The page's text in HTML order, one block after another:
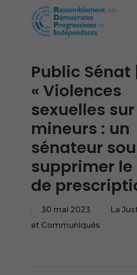
Public Sénat
« Violences
sexuelles sur
mineurs : un
sénateur
supprimer
de
30 mai 2023 La
et Communiqués